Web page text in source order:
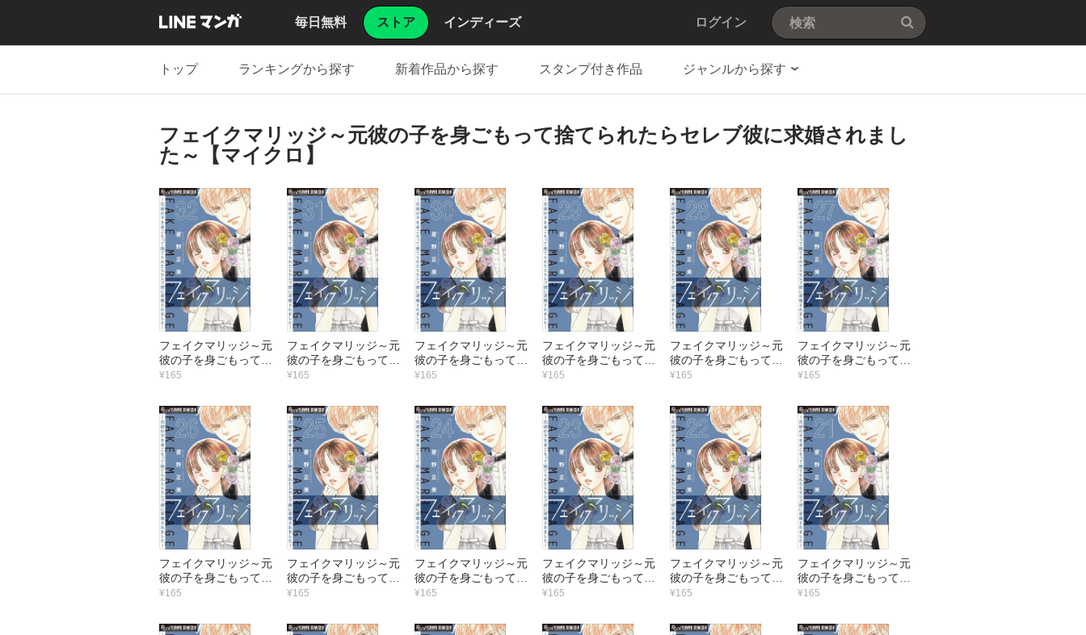
毎日無料 ストア インディーズ ログイン
トップ ランキングから探す 新着作品から探す スタンプ付き作品 ジャンルから探す
フェイクマリッジ～元彼の子を身ごもって捨てられたらセレブ彼に求婚されまし
た～【マイクロ】
フェイクマリッジ～元
彼の子を身ごもって捨
てられたらセレブ彼に
イクロ】 （32）
¥165
フェイクマリッジ～元
彼の子を身ごもって捨
てられたらセレブ彼に
イクロ】 （31）
¥165
フェイクマリッジ～元
彼の子を身ごもって捨
てられたらセレブ彼に
イクロ】 （30）
¥165
フェイクマリッジ～元
彼の子を身ごもって捨
てられたらセレブ彼に
イクロ】 （29）
¥165
フェイクマリッジ～元
彼の子を身ごもって捨
てられたらセレブ彼に
イクロ】 （28）
¥165
フェイクマリッジ～元
彼の子を身ごもって捨
てられたらセレブ彼に
イクロ】 （27）
¥165
フェイクマリッジ～元
彼の子を身ごもって捨
てられたらセレブ彼に
イクロ】 （26）
¥165
フェイクマリッジ～元
彼の子を身ごもって捨
てられたらセレブ彼に
イクロ】 （25）
¥165
フェイクマリッジ～元
彼の子を身ごもって捨
てられたらセレブ彼に
イクロ】 （24）
¥165
フェイクマリッジ～元
彼の子を身ごもって捨
てられたらセレブ彼に
イクロ】 （23）
¥165
フェイクマリッジ～元
彼の子を身ごもって捨
てられたらセレブ彼に
イクロ】 （22）
¥165
フェイクマリッジ～元
彼の子を身ごもって捨
てられたらセレブ彼に
イクロ】 （21）
¥165